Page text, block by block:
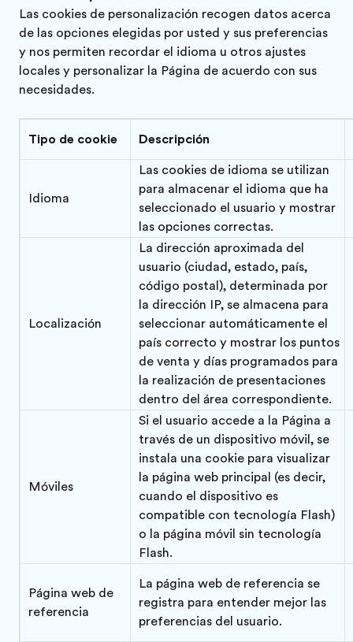
Las cookies de personalización recogen datos acerca
de las opciones elegidas por usted y sus preferencias
y nos permiten recordar el idioma u otros ajustes
locales y personalizar la Página de acuerdo con sus
necesidades.
Tipo de cookie Descripción
Idioma
Las cookies de idioma se utilizan
para almacenar el idioma que ha
seleccionado el usuario y mostrar
las opciones correctas.
Localización
La dirección aproximada del
usuario (ciudad, estado, país,
código postal), determinada por
la dirección IP, se almacena para
seleccionar automáticamente el
país correcto y mostrar los puntos
de venta y días programados para
la realización de presentaciones
dentro del área correspondiente.
Móviles
Si el usuario accede a la Página a
través de un dispositivo móvil, se
instala una cookie para visualizar
la página web principal (es decir,
cuando el dispositivo es
compatible con tecnología Flash)
o la página móvil sin tecnología
Flash.
Página web de
referencia
La página web de referencia se
registra para entender mejor las
preferencias del usuario.